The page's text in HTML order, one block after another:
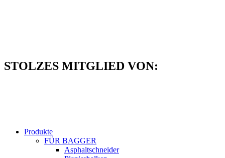
STOLZES MITGLIED VON:
Produkte
FÜR BAGGER
Asphaltschneider